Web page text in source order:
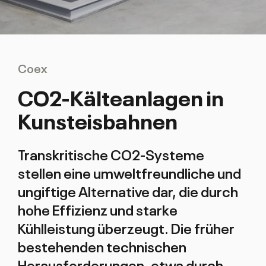
Coex
CO2-Kälteanlagen in
Kunsteisbahnen
Transkritische CO2-Systeme
stellen eine umweltfreundliche und
ungiftige Alternative dar, die durch
hohe Effizienz und starke
Kühlleistung überzeugt. Die früher
bestehenden technischen